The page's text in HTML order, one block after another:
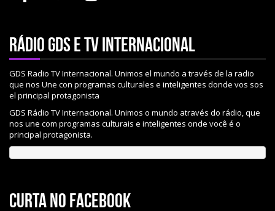
Rádio gds e tv internacional
GDS Radio TV Internacional. Unimos el mundo a través de la radio
que nos Une con programas culturales e inteligentes donde vos sos
el principal protagonista
GDS Rádio TV Internacional. Unimos o mundo através do rádio, que
nos une com programas culturais e inteligentes onde você é o
principal protagonista.
Curta no Facebook